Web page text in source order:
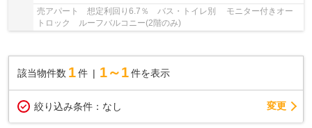
売アパート 想定利回り6.7％ バス・トイレ別 モニター付きオー
トロック ルーフバルコニー(2階のみ)
該当物件数 1件 1～1 件を表示
絞り込み条件： なし 変更